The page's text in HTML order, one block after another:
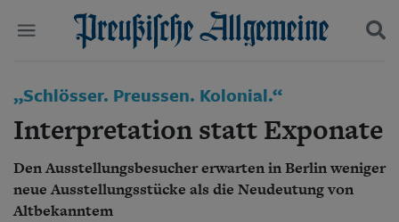
Politik
Wirtschaft
Gesellschaft
Leben
Suchen und finden
„Schlösser. Preussen. Kolonial.“
Interpretation statt Exponate
Den Ausstellungsbesucher erwarten in Berlin weniger
neue Ausstellungsstücke als die Neudeutung von
Altbekanntem